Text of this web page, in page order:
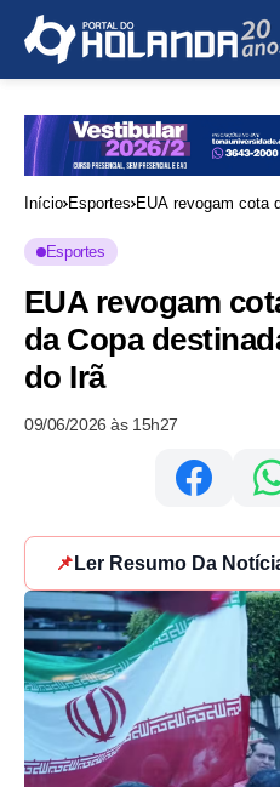
Início Esportes EUA revogam cota
Esportes
EUA revogam
da Copa
do Irã
09/06/2026 às 15h27
📌 Ler Resumo Da